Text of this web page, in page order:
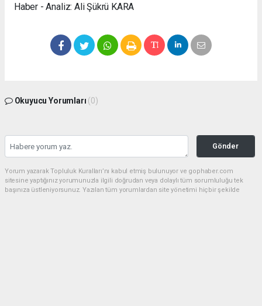
Haber - Analiz: Ali Şükrü KARA
Okuyucu Yorumları (0)
Gönder
Yorum yazarak Topluluk Kuralları’nı kabul etmiş bulunuyor ve gophaber.com
sitesine yaptığınız yorumunuzla ilgili doğrudan veya dolaylı tüm sorumluluğu tek
başınıza üstleniyorsunuz. Yazılan tüm yorumlardan site yönetimi hiçbir şekilde